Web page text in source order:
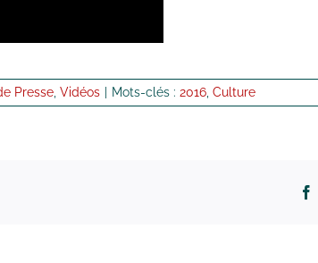
Presse Vidéos Mots-clés : 2016 Culture